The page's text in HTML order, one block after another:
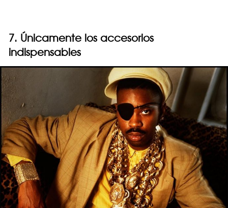
7. Únicamente los accesorios
indispensables